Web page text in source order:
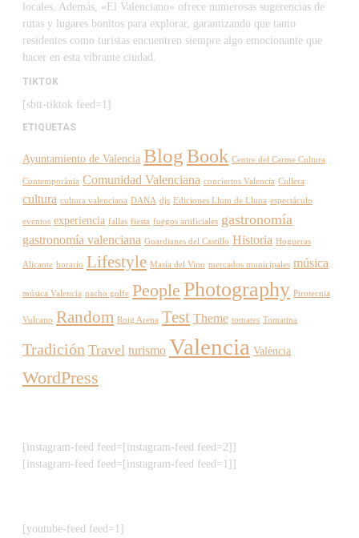
locales. Además, «El Valenciano» ofrece numerosas sugerencias de
rutas y lugares bonitos para explorar, garantizando que tanto
residentes como turistas encuentren siempre algo emocionante que
hacer en esta vibrante ciudad.
TIKTOK
[sbtt-tiktok feed=1]
ETIQUETAS
Ayuntamiento de Valencia BlogBook Centre del Carme Cultura
Contemporània Comunidad Valenciana conciertos Valencia Cullera
cultura cultura valenciana DANA djs Ediciones Llum de Lluna espectáculo
eventos experiencia fallas fiesta fuegos artificiales gastronomía
gastronomía valenciana Guardianes del Castillo Historia Hogueras
Alicante horario Lifestyle Masía del Vino mercados municipales música
música Valencia nacho golfe People Photography Pirotecnia
Vulcano Random Roig Arena Test Theme tomates Tomatina
Tradición Travel turismo Valencia València
WordPress
[instagram-feed feed=[instagram-feed feed=2]]
[instagram-feed feed=[instagram-feed feed=1]]
[youtube-feed feed=1]